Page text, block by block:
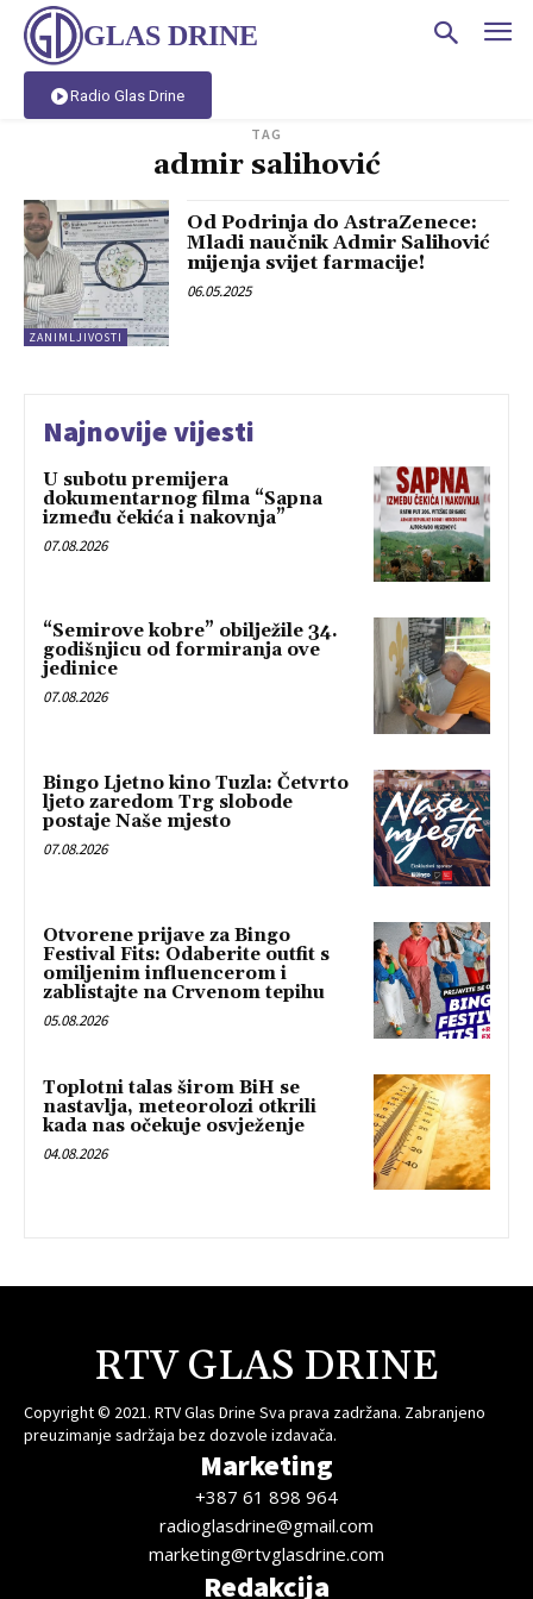
GLAS DRINE
Radio Glas Drine
TAG
admir salihović
ZANIMLJIVOSTI
Od Podrinja do AstraZenece:
Mladi naučnik Admir Salihović
mijenja svijet farmacije!
06.05.2025
Najnovije vijesti
U subotu premijera
dokumentarnog filma “Sapna
između čekića i nakovnja”
07.08.2026
“Semirove kobre” obilježile 34.
godišnjicu od formiranja ove
jedinice
07.08.2026
Bingo Ljetno kino Tuzla: Četvrto
ljeto zaredom Trg slobode
postaje Naše mjesto
07.08.2026
Otvorene prijave za Bingo
Festival Fits: Odaberite outfit s
omiljenim influencerom i
zablistajte na Crvenom tepihu
05.08.2026
Toplotni talas širom BiH se
nastavlja, meteorolozi otkrili
kada nas očekuje osvježenje
04.08.2026
RTV GLAS DRINE
Copyright © 2021. RTV Glas Drine Sva prava zadržana. Zabranjeno
preuzimanje sadržaja bez dozvole izdavača.
Marketing
+387 61 898 964
radioglasdrine@gmail.com
marketing@rtvglasdrine.com
Redakcija